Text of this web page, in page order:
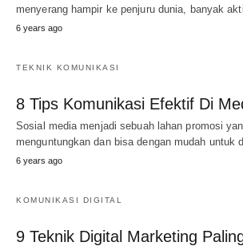
menyerang hampir ke penjuru dunia, banyak
6 years ago
TEKNIK KOMUNIKASI
8 Tips Komunikasi Efektif Di
Sosial media menjadi sebuah lahan promosi
menguntungkan dan bisa dengan mudah untuk
6 years ago
KOMUNIKASI DIGITAL
9 Teknik Digital Marketing